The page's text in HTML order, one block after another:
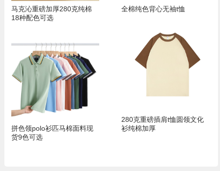
马克沁重磅加厚280克纯棉
18种配色可选
拼色领polo衫匹马棉面料现
货9色可选
全棉纯色背心无袖t恤
280克重磅插肩t恤圆领文化
衫纯棉加厚